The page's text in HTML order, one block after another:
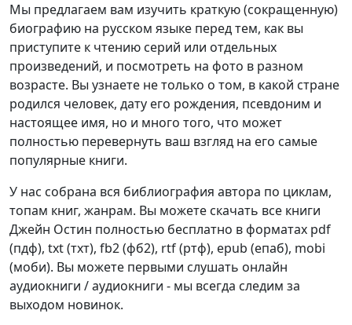
Мы предлагаем вам изучить краткую (сокращенную)
биографию на русском языке перед тем, как вы
приступите к чтению серий или отдельных
произведений, и посмотреть на фото в разном
возрасте. Вы узнаете не только о том, в какой стране
родился человек, дату его рождения, псевдоним и
настоящее имя, но и много того, что может
полностью перевернуть ваш взгляд на его самые
популярные книги.
У нас собрана вся библиография автора по циклам,
топам книг, жанрам. Вы можете скачать все книги
Джейн Остин полностью бесплатно в форматах pdf
(пдф), txt (тхт), fb2 (фб2), rtf (ртф), epub (епаб), mobi
(моби). Вы можете первыми слушать онлайн
аудиокниги / аудиокниги - мы всегда следим за
выходом новинок.